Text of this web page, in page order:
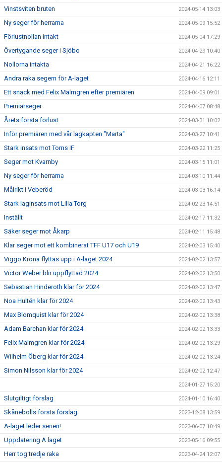
Vinstsviten bruten 2024-05-14 13:03
Ny seger för herrarna 2024-05-09 15:52
Förlustnollan intakt 2024-05-04 17:29
Övertygande seger i Sjöbo 2024-04-29 10:40
Nollorna intakta 2024-04-21 16:22
Andra raka segern för A-laget 2024-04-16 12:11
Ett snack med Felix Malmgren efter premiären 2024-04-09 09:01
Premiärseger 2024-04-07 08:48
Årets första förlust 2024-03-31 10:02
Inför premiären med vår lagkapten "Marta" 2024-03-27 10:41
Stark insats mot Torns IF 2024-03-22 11:25
Seger mot Kvarnby 2024-03-15 11:01
Ny seger för herrarna 2024-03-10 11:44
Målrikt i Veberöd 2024-03-03 16:14
Stark laginsats mot Lilla Torg 2024-02-23 14:51
Inställt 2024-02-17 11:32
Säker seger mot Åkarp 2024-02-11 15:48
Klar seger mot ett kombinerat TFF U17 och U19 2024-02-03 15:40
Viggo Krona flyttas upp i A-laget 2024 2024-02-02 13:57
Victor Weber blir uppflyttad 2024 2024-02-02 13:50
Sebastian Hinderoth klar för 2024 2024-02-02 13:47
Noa Hultén klar för 2024 2024-02-02 13:43
Max Blomquist klar för 2024 2024-02-02 13:38
Adam Barchan klar för 2024 2024-02-02 13:33
Felix Malmgren klar för 2024 2024-02-02 13:29
Wilhelm Öberg klar för 2024 2024-02-02 13:24
Simon Nilsson klar för 2024 2024-02-02 12:47
2024-01-27 15:20
Slutgiltigt förslag 2024-01-10 16:40
Skånebolls första förslag 2023-12-08 13:59
A-laget leder serien! 2023-06-07 10:49
Uppdatering A laget 2023-05-16 09:55
Herr tog tredje raka 2023-04-24 12:07